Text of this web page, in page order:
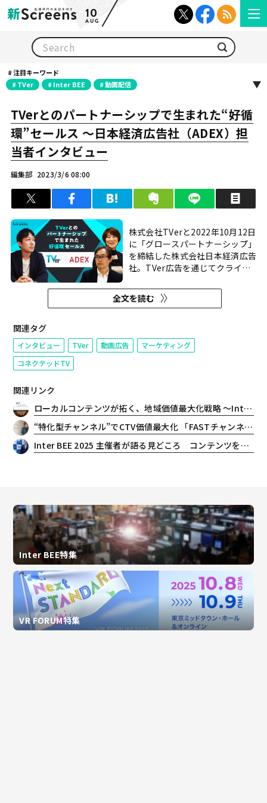
10
AUG
注目キーワード
TVer
Inter BEE 動画配信
TVerとのパートナーシップで生まれた“好循
環”セールス 〜日本経済広告社（ADEX）担
当者インタビュー
編集部 2023/3/6 08:00
ツイート シェア はてブ クリップ LINEで送る
株式会社TVerと2022年10月12日
に「グロースパートナーシップ」
を締結した株式会社日本経済広告
社。TVer広告を通じてクライア
るため、TVer社とともに新しい
広告商品や効果測定の共同開発や
Awards 2021」において「特別
賞」を受賞。かねてよりTVer広...
全文を読む
関連タグ
インタビュー TVer 動画広告
マーケティング
コネクテッドTV
関連リンク
ローカルコンテンツが拓く、地域価値最大化戦略 〜Inter BEE 2025 レポート
“特化型チャンネル”でCTV価値最大化 「FASTチャンネル」が掘り起こす視聴ニーズ
Inter BEE 2025 主催者が語る見どころ コンテンツを核にしたエコシステムへの挑戦
Inter BEE特集
VR FORUM特集